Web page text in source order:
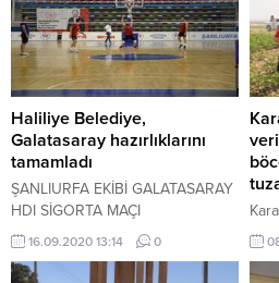
Haliliye Belediye,
Galatasaray hazırlıklarını
tamamladı
ŞANLIURFA EKİBİ GALATASARAY
HDI SİGORTA MAÇI
HAZIRLIKLARINI TAMAMLADI
16.09.2020 13:14 0